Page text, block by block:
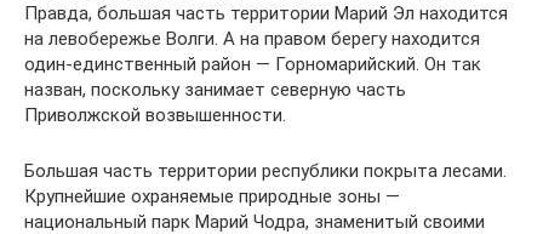
Правда, большая часть территории Марий Эл находится
на левобережье Волги. А на правом берегу находится
один-единственный район — Горномарийский. Он так
назван, поскольку занимает северную часть
Приволжской возвышенности.
Большая часть территории республики покрыта лесами.
Крупнейшие охраняемые природные зоны —
национальный парк Марий Чодра, знаменитый своими